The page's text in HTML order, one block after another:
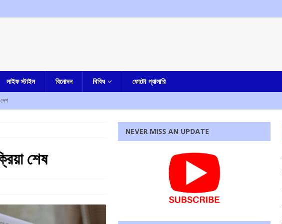
লাইফ স্টাইল বিনোদন বিবিধ ফোটো গ্যালারি
মুখ্যমন্ত্রীর
: মুখ্যমন্ত্রী
পেতে চলেছে কলকাতা হাইকোর্ট
শেষ
NEVER MISS AN UPDATE